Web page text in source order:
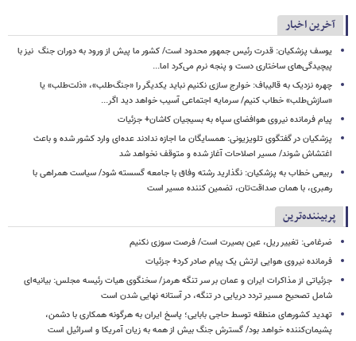
آخرین اخبار
یوسف پزشکیان: قدرت رئیس‌ جمهور محدود است/ کشور ما پیش از ورود به دوران جنگ نیز با
پیچیدگی‌های ساختاری دست و پنجه نرم می‌کرد اما...
چهره نزدیک به قالیباف: خوارج سازی نکنیم نباید یکدیگر را «جنگ‌طلب»، «ذلت‌طلب» یا
«سازش‌طلب» خطاب کنیم/ سرمایه اجتماعی آسیب خواهد دید اگر...
پیام فرمانده نیروی هوافضای سپاه به بسیجیان کاشان+ جزئیات
پزشکیان در گفتگوی تلویزیونی: همسایگان ما اجازه ندادند عده‌ای وارد کشور شده و باعث
اغتشاش شوند/ مسیر اصلاحات آغاز شده و متوقف نخواهد شد
ربیعی خطاب به پزشکیان: نگذارید رشته وفاق با جامعه گسسته شود/ سیاست همراهی با
رهبری، با همان صداقت‌تان، تضمین کننده مسیر است
پربیننده‌ترین
ضرغامی: تغییر ریل، عین بصیرت است/ فرصت سوزی نکنیم
فرمانده نیروی هوایی ارتش یک پیام صادر کرد+ جزئیات
جزئیاتی از مذاکرات ایران و عمان بر سر تنگه هرمز/ سخنگوی هیات رئیسه مجلس: بیانیه‌ای
شامل تصحیح مسیر تردد دریایی در تنگه، در آستانه نهایی شدن است
تهدید کشورهای منطقه توسط حاجی بابایی؛ پاسخ ایران به هرگونه همکاری با دشمن،
پشیمان‌کننده خواهد بود/ گسترش جنگ بیش از همه به زیان آمریکا و اسرائیل است